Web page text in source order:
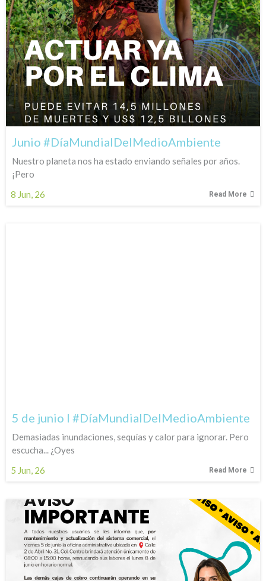
Junio #DíaMundialDelMedioAmbiente
8 Jun, 26
Nuestro planeta nos ha estado enviando señales por años.
¡Pero
Read More
5 de junio l #DíaMundialDelMedioAmbiente
5 Jun, 26
Demasiadas inundaciones, sequías y calor para ignorar. Pero
escucha... ¿Oyes
Read More